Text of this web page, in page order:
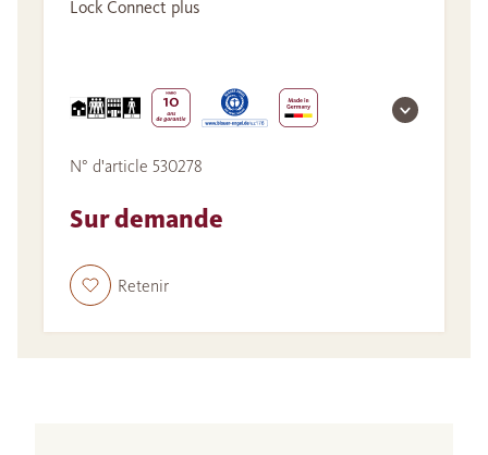
Lock Connect plus
N° d'article 530278
Sur demande
Retenir